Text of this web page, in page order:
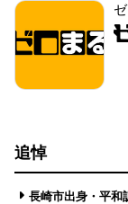
追悼
長崎市出身・平